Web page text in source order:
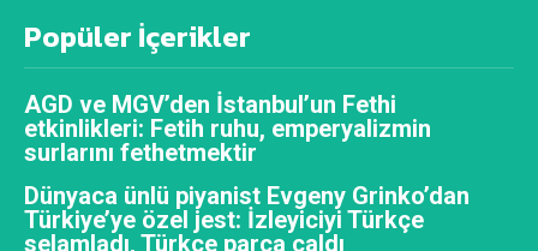
Popüler İçerikler
AGD ve MGV’den İstanbul’un Fethi
etkinlikleri: Fetih ruhu, emperyalizmin
surlarını fethetmektir
Dünyaca ünlü piyanist Evgeny Grinko’dan
Türkiye’ye özel jest: İzleyiciyi Türkçe
selamladı, Türkçe parça çaldı